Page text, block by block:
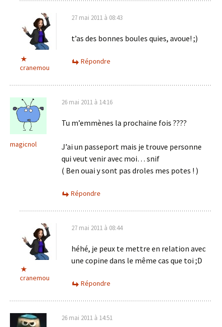
cranemou
27 mai 2011 à 08:43
t’as des bonnes boules quies, avoue! ;)
Répondre
magicnol
26 mai 2011 à 14:16
Tu m’emmènes la prochaine fois ????
J’ai un passeport mais je trouve personne
qui veut venir avec moi… snif
( Ben ouai y sont pas droles mes potes ! )
Répondre
cranemou
27 mai 2011 à 08:44
héhé, je peux te mettre en relation avec
une copine dans le même cas que toi ;D
Répondre
26 mai 2011 à 14:51